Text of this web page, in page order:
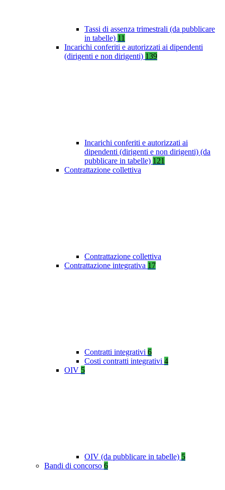
Tassi di assenza trimestrali (da pubblicare
in tabelle) 11
Incarichi conferiti e autorizzati ai dipendenti
(dirigenti e non dirigenti) 139
Incarichi conferiti e autorizzati ai
dipendenti (dirigenti e non dirigenti) (da
pubblicare in tabelle) 121
Contrattazione collettiva
Contrattazione collettiva
Contrattazione integrativa 17
Contratti integrativi 6
Costi contratti integrativi 4
OIV 5
OIV (da pubblicare in tabelle) 5
Bandi di concorso 6